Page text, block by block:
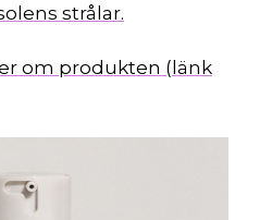
strålar.
om produkten (länk